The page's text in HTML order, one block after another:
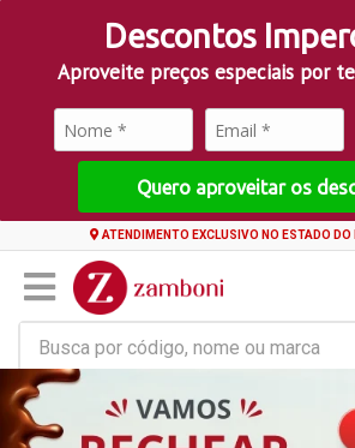
Descontos
Aproveite preços especiais por
Quero aproveitar os
ATENDIMENTO EXCLUSIVO NO ESTADO DO